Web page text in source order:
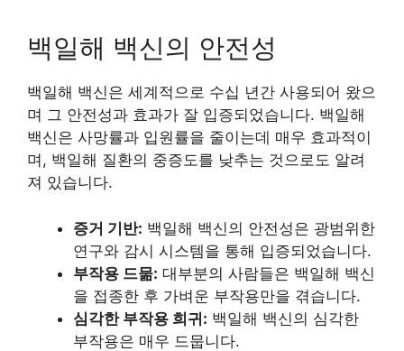
백일해 백신의 안전성
백일해 백신은 세계적으로 수십 년간 사용되어 왔으
며 그 안전성과 효과가 잘 입증되었습니다. 백일해
백신은 사망률과 입원률을 줄이는데 매우 효과적이
며, 백일해 질환의 중증도를 낮추는 것으로도 알려
져 있습니다.
증거 기반: 백일해 백신의 안전성은 광범위한
연구와 감시 시스템을 통해 입증되었습니다.
부작용 드묾: 대부분의 사람들은 백일해 백신
을 접종한 후 가벼운 부작용만을 겪습니다.
심각한 부작용 희귀: 백일해 백신의 심각한
부작용은 매우 드뭅니다.